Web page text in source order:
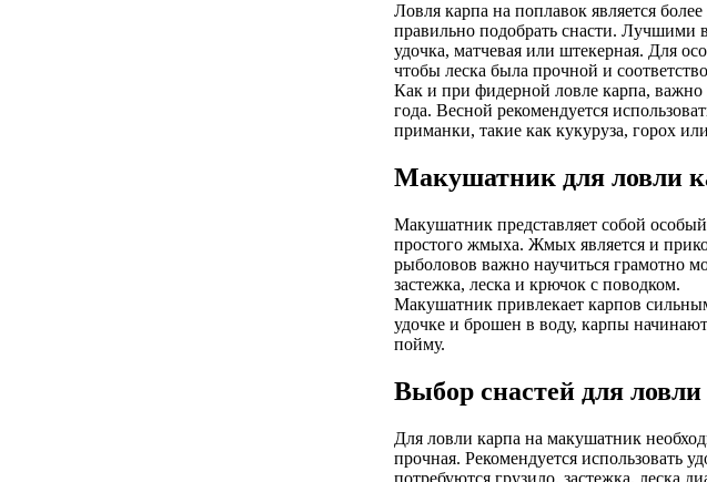
Ловля карпа на поплавок является
правильно подобрать снасти. Лучшими
удочка, матчевая или штекерная. Для
чтобы леска была прочной и
Как и при фидерной ловле карпа, важно
года. Весной рекомендуется
приманки, такие как кукуруза, горох
Макушатник для ловли
Макушатник представляет собой
простого жмыха. Жмых является и
рыболовов важно научиться грамотно
застежка, леска и крючок с поводком.
Макушатник привлекает карпов
удочке и брошен в воду, карпы
пойму.
Выбор снастей для
Для ловли карпа на макушатник
прочная. Рекомендуется использовать
потребуются грузило, застежка, леска